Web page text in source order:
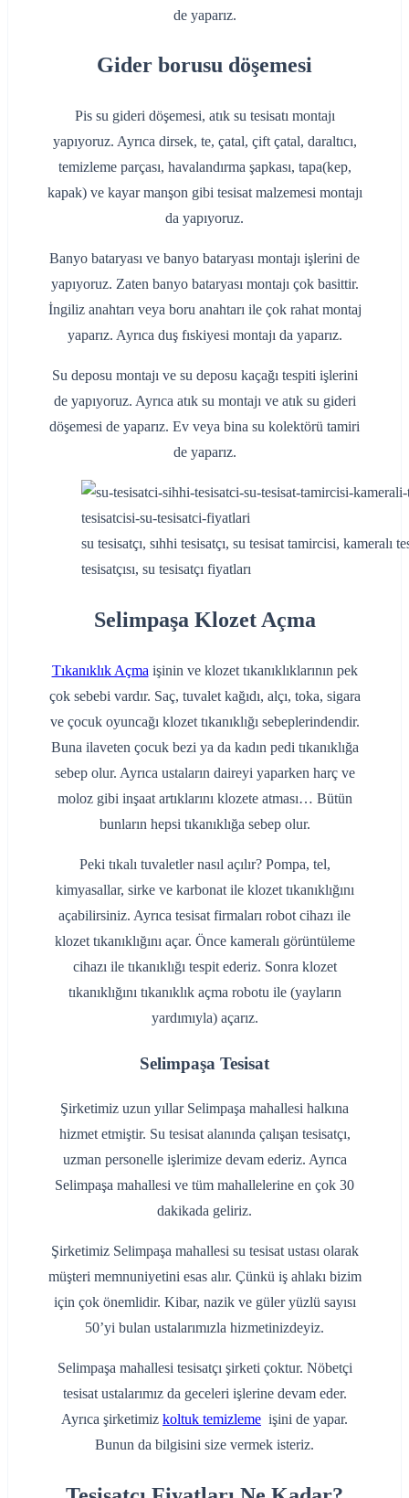
de yaparız.
Gider borusu döşemesi
Pis su gideri döşemesi, atık su tesisatı montajı
yapıyoruz. Ayrıca dirsek, te, çatal, çift çatal, daraltıcı,
temizleme parçası, havalandırma şapkası, tapa(kep,
kapak) ve kayar manşon gibi tesisat malzemesi montajı
da yapıyoruz.
Banyo bataryası ve banyo bataryası montajı işlerini de
yapıyoruz. Zaten banyo bataryası montajı çok basittir.
İngiliz anahtarı veya boru anahtarı ile çok rahat montaj
yaparız. Ayrıca duş fıskiyesi montajı da yaparız.
Su deposu montajı ve su deposu kaçağı tespiti işlerini
de yapıyoruz. Ayrıca atık su montajı ve atık su gideri
döşemesi de yaparız. Ev veya bina su kolektörü tamiri
de yaparız.
su tesisatçı, sıhhi tesisatçı, su tesisat tamircisi, kameralı
tesisatçısı, su tesisatçı fiyatları
Selimpaşa Klozet Açma
Tıkanıklık Açma işinin ve klozet tıkanıklıklarının pek
çok sebebi vardır. Saç, tuvalet kağıdı, alçı, toka, sigara
ve çocuk oyuncağı klozet tıkanıklığı sebeplerindendir.
Buna ilaveten çocuk bezi ya da kadın pedi tıkanıklığa
sebep olur. Ayrıca ustaların daireyi yaparken harç ve
moloz gibi inşaat artıklarını klozete atması… Bütün
bunların hepsi tıkanıklığa sebep olur.
Peki tıkalı tuvaletler nasıl açılır? Pompa, tel,
kimyasallar, sirke ve karbonat ile klozet tıkanıklığını
açabilirsiniz. Ayrıca tesisat firmaları robot cihazı ile
klozet tıkanıklığını açar. Önce kameralı görüntüleme
cihazı ile tıkanıklığı tespit ederiz. Sonra klozet
tıkanıklığını tıkanıklık açma robotu ile (yayların
yardımıyla) açarız.
Selimpaşa Tesisat
Şirketimiz uzun yıllar Selimpaşa mahallesi halkına
hizmet etmiştir. Su tesisat alanında çalışan tesisatçı,
uzman personelle işlerimize devam ederiz. Ayrıca
Selimpaşa mahallesi ve tüm mahallelerine en çok 30
dakikada geliriz.
Şirketimiz Selimpaşa mahallesi su tesisat ustası olarak
müşteri memnuniyetini esas alır. Çünkü iş ahlakı bizim
için çok önemlidir. Kibar, nazik ve güler yüzlü sayısı
50’yi bulan ustalarımızla hizmetinizdeyiz.
Selimpaşa mahallesi tesisatçı şirketi çoktur. Nöbetçi
tesisat ustalarımız da geceleri işlerine devam eder.
Ayrıca şirketimiz koltuk temizleme işini de yapar.
Bunun da bilgisini size vermek isteriz.